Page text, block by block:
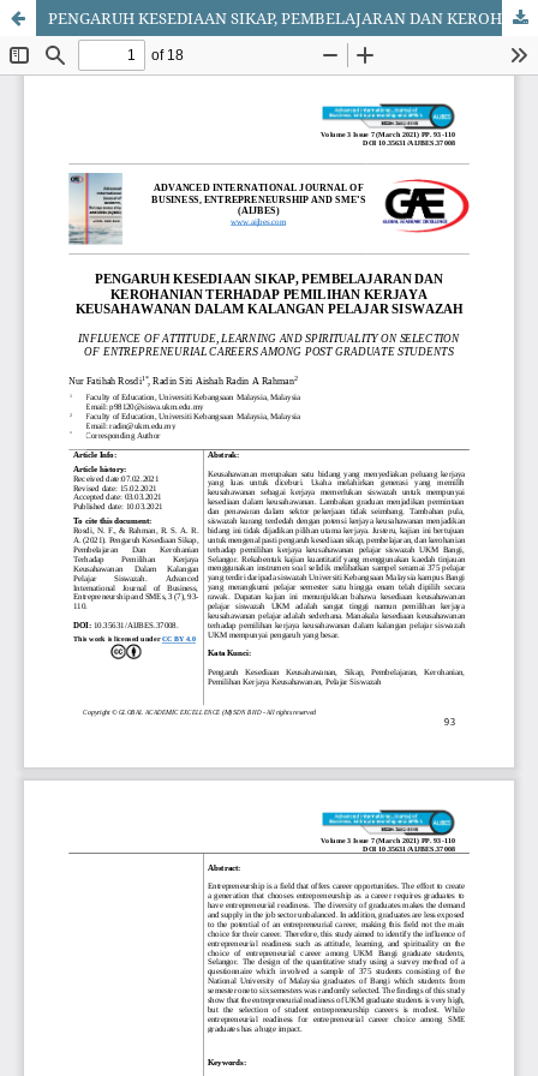
PENGARUH KESEDIAAN SIKAP, PEMBELAJARAN DAN KEROHANIAN TERHADAP PEMILIHAN KERJAYA KEUSAHAWANAN DALAM KALANGAN PELAJAR SISWAZAH